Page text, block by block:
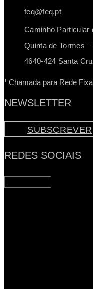
feq@feq.pt
Caminho Particular
Quinta de Tormes –
4640-424 Santa
¹ Chamada para Rede
NEWSLETTER
SUBSCREVER
REDES SOCIAIS